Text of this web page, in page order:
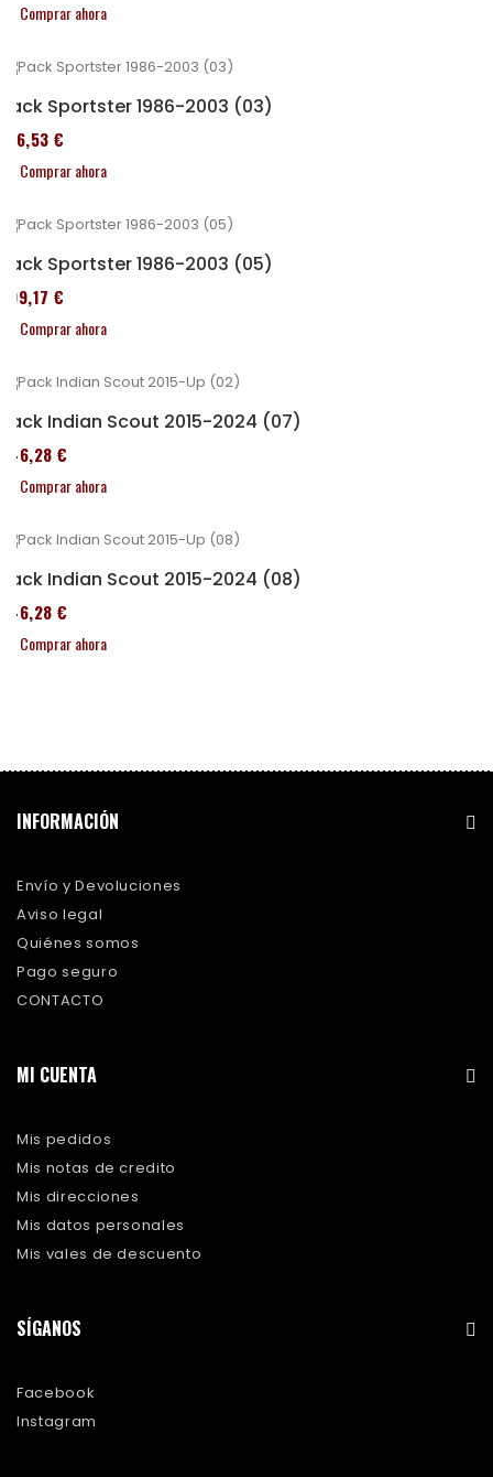
Comprar ahora
Pack Sportster 1986-2003 (03)
516,53 €
Comprar ahora
Pack Sportster 1986-2003 (05)
299,17 €
Comprar ahora
Pack Indian Scout 2015-2024 (07)
246,28 €
Comprar ahora
Pack Indian Scout 2015-2024 (08)
246,28 €
Comprar ahora
INFORMACIÓN
Envío y Devoluciones
Aviso legal
Quiénes somos
Pago seguro
CONTACTO
MI CUENTA
Mis pedidos
Mis notas de credito
Mis direcciones
Mis datos personales
Mis vales de descuento
SÍGANOS
Facebook
Instagram